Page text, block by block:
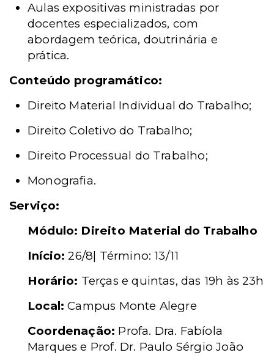
Aulas expositivas ministradas por
docentes especializados, com
abordagem teórica, doutrinária e
prática.
Conteúdo programático:
Direito Material Individual do Trabalho;
Direito Coletivo do Trabalho;
Direito Processual do Trabalho;
Monografia.
Serviço:
Módulo: Direito Material do Trabalho
Início: 26/8| Término: 13/11
Horário: Terças e quintas, das 19h às 23h
Local: Campus Monte Alegre
Coordenação: Profa. Dra. Fabíola
Marques e Prof. Dr. Paulo Sérgio João